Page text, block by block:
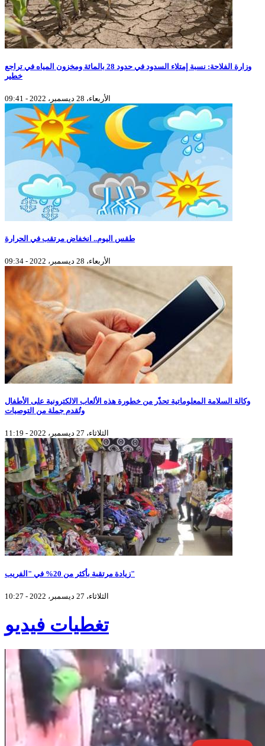
وزارة الفلاحة: نسبة إمتلاء السدود في حدود 28 بالمائة ومخزون المياه في تراجع
خطير
الأربعاء، 28 ديسمبر، 2022 - 09:41
طقس اليوم.. انخفاض مرتقب في الحرارة
الأربعاء، 28 ديسمبر، 2022 - 09:34
وكالة السلامة المعلوماتية تحذّر من خطورة هذه الألعاب الالكترونية على الأطفال
وتُقدم جملة من التوصيات
الثلاثاء، 27 ديسمبر، 2022 - 11:19
زيادة مرتقبة بأكثر من 20% في "الفريب"
الثلاثاء، 27 ديسمبر، 2022 - 10:27
تغطيات فيديو